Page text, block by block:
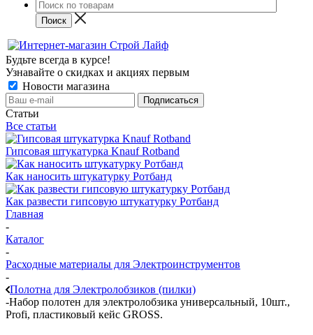
Будьте всегда в курсе!
Узнавайте о скидках и акциях первым
Новости магазина
Статьи
Все статьи
Гипсовая штукатурка Knauf Rotband
Как наносить штукатурку Ротбанд
Как развести гипсовую штукатурку Ротбанд
Главная
-
Каталог
-
Расходные материалы для Электроинструментов
-
Полотна для Электролобзиков (пилки)
-Набор полотен для электролобзика универсальный, 10шт.,
Profi, пластиковый кейс GROSS.